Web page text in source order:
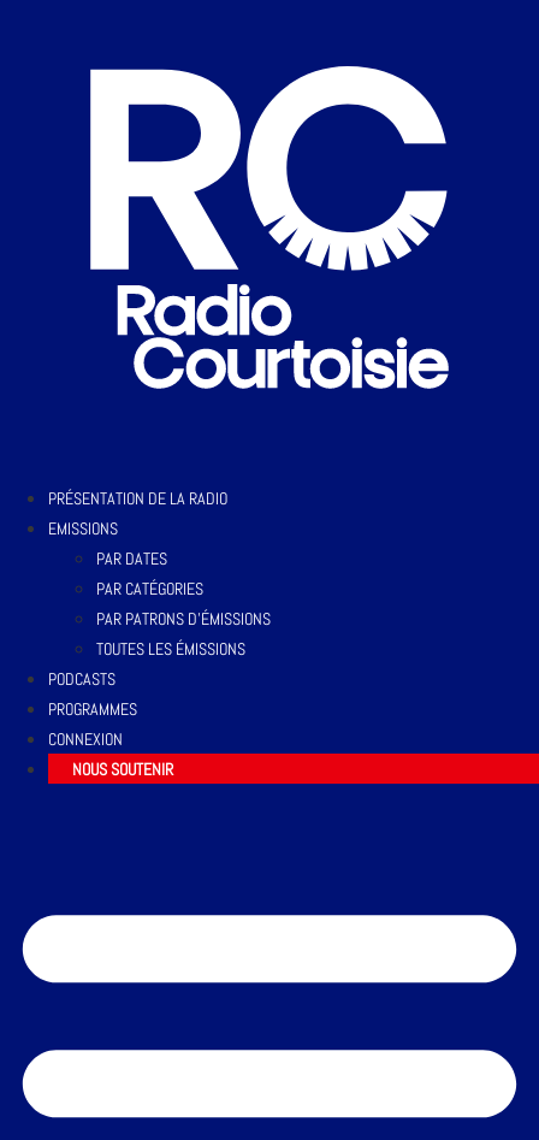
PRÉSENTATION DE LA RADIO
EMISSIONS
PAR DATES
PAR CATÉGORIES
PAR PATRONS D’ÉMISSIONS
TOUTES LES ÉMISSIONS
PODCASTS
PROGRAMMES
CONNEXION
NOUS SOUTENIR